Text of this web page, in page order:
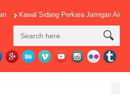
Kawal Sidang Perkara Jaringan Air